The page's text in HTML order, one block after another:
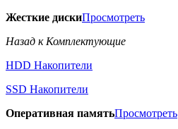
Жесткие дискиПросмотреть
Назад к Комплектующие
HDD Накопители
SSD Накопители
Оперативная памятьПросмотреть